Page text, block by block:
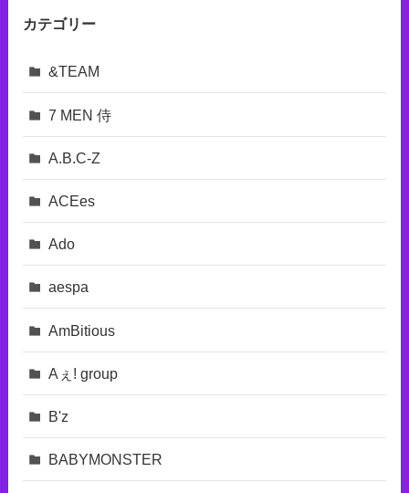
カテゴリー
&TEAM
7 MEN 侍
A.B.C-Z
ACEes
Ado
aespa
AmBitious
Aぇ! group
B'z
BABYMONSTER